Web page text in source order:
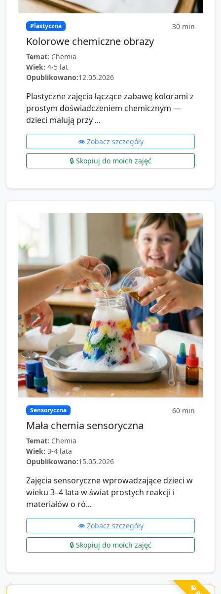
Plastyczna 30 min
Kolorowe chemiczne obrazy
Temat: Chemia
Wiek: 4-5 lat
Opublikowano:12.05.2026
Plastyczne zajęcia łączące zabawę kolorami z
prostym doświadczeniem chemicznym —
dzieci malują przy ...
👁️ Zobacz szczegóły
🔒 Skopiuj do moich zajęć
Sensoryczna 60 min
Mała chemia sensoryczna
Temat: Chemia
Wiek: 3-4 lata
Opublikowano:15.05.2026
Zajęcia sensoryczne wprowadzające dzieci w
wieku 3–4 lata w świat prostych reakcji i
materiałów o ró...
👁️ Zobacz szczegóły
🔒 Skopiuj do moich zajęć